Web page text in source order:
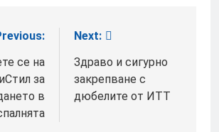
се на
за
в
Next:
Здраво и сигурно
закрепване с
дюбелите от ИТТ